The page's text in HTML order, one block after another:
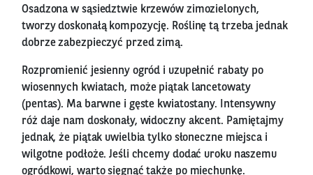
Osadzona w sąsiedztwie krzewów zimozielonych,
tworzy doskonałą kompozycję. Roślinę tą trzeba jednak
dobrze zabezpieczyć przed zimą.
Rozpromienić jesienny ogród i uzupełnić rabaty po
wiosennych kwiatach, może piątak lancetowaty
(pentas). Ma barwne i gęste kwiatostany. Intensywny
róż daje nam doskonały, widoczny akcent. Pamiętajmy
jednak, że piątak uwielbia tylko słoneczne miejsca i
wilgotne podłoże. Jeśli chcemy dodać uroku naszemu
ogródkowi, warto sięgnąć także po miechunkę.